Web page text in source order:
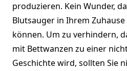
produzieren. Kein Wunder,
Blutsauger in Ihrem
können. Um zu verhindern,
mit Bettwanzen zu einer
Geschichte wird, sollten Sie